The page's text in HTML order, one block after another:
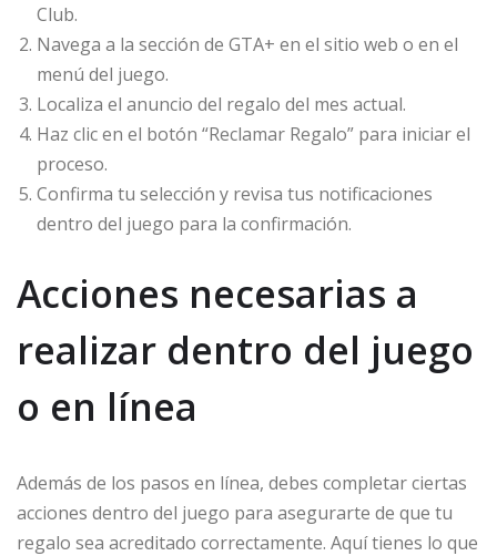
Club.
Navega a la sección de GTA+ en el sitio web o en el
menú del juego.
Localiza el anuncio del regalo del mes actual.
Haz clic en el botón “Reclamar Regalo” para iniciar el
proceso.
Confirma tu selección y revisa tus notificaciones
dentro del juego para la confirmación.
Acciones necesarias a
realizar dentro del juego
o en línea
Además de los pasos en línea, debes completar ciertas
acciones dentro del juego para asegurarte de que tu
regalo sea acreditado correctamente. Aquí tienes lo que